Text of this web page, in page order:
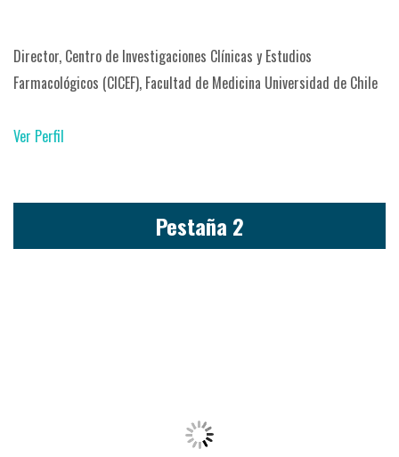
Director, Centro de Investigaciones Clínicas y Estudios
Farmacológicos (CICEF), Facultad de Medicina Universidad de Chile
Ver Perfil
Pestaña 2